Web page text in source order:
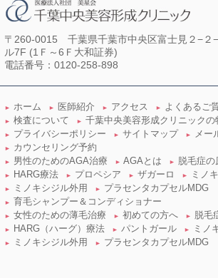
〒260-0015 千葉県千葉市中央区富士見２−
ル7F (1Ｆ～6Ｆ大和証券)
電話番号： 0120-258-898
► ホーム ► 医師紹介 ► アクセス ► よくあるご
► 検査について ► 千葉中央美容形成クリニックの
► プライバシーポリシー ► サイトマップ ► メー
► カウンセリング予約
► 男性のためのAGA治療 ► AGAとは ► 脱毛症の
► HARG療法 ► プロペシア ► ザガーロ ► ミノ
► ミノキシジル外用 ► プラセンタカプセルMDG
► 育毛シャンプー＆コンディショナー
► 女性のための薄毛治療 ► 初めての方へ ► 脱毛
► HARG（ハーグ）療法 ► パントガール ► ミノ
► ミノキシジル外用 ► プラセンタカプセルMDG